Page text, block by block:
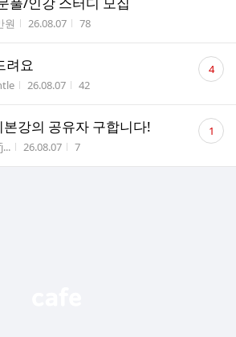
자
원 작성시간
26.08.07 조회수
78
려요
자 작성시간
26.08.07 조회수
42
댓
글 4
강의 공유자 구합니다!
자 작성시간
26.08.07 조회수
7
댓
글 1